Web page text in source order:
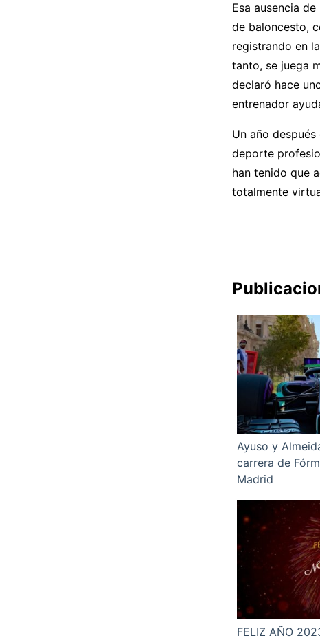
Esa ausencia
de baloncesto,
registrando en
tanto, se juega
declaró hace
entrenador
Un año
deporte
han tenido que
totalmente
Ayuso y
carrera de
Madrid
FELIZ AÑO